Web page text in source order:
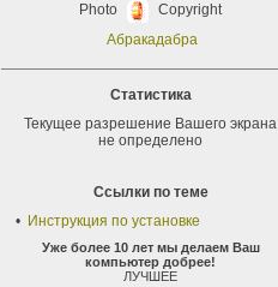
Photo
Copyright
Абракадабра
Статистика
Текущее разрешение Вашего экрана
не определено
Ссылки по теме
• Инструкция по установке
Уже более 10 лет мы делаем Ваш
компьютер добрее!
ЛУЧШЕЕ